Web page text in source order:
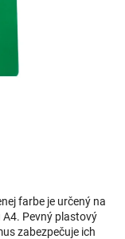
farbe je určený na
Pevný plastový
zabezpečuje ich